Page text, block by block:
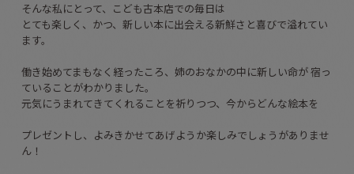
そんな私にとって、こども古本店での毎日は
とても楽しく、かつ、新しい本に出会える新鮮さと喜びで溢れてい
ます。
働き始めてまもなく経ったころ、姉のおなかの中に新しい命が 宿っ
ていることがわかりました。
元気にうまれてきてくれることを祈りつつ、今からどんな絵本を
プレゼントし、よみきかせてあげようか楽しみでしょうがありませ
ん！